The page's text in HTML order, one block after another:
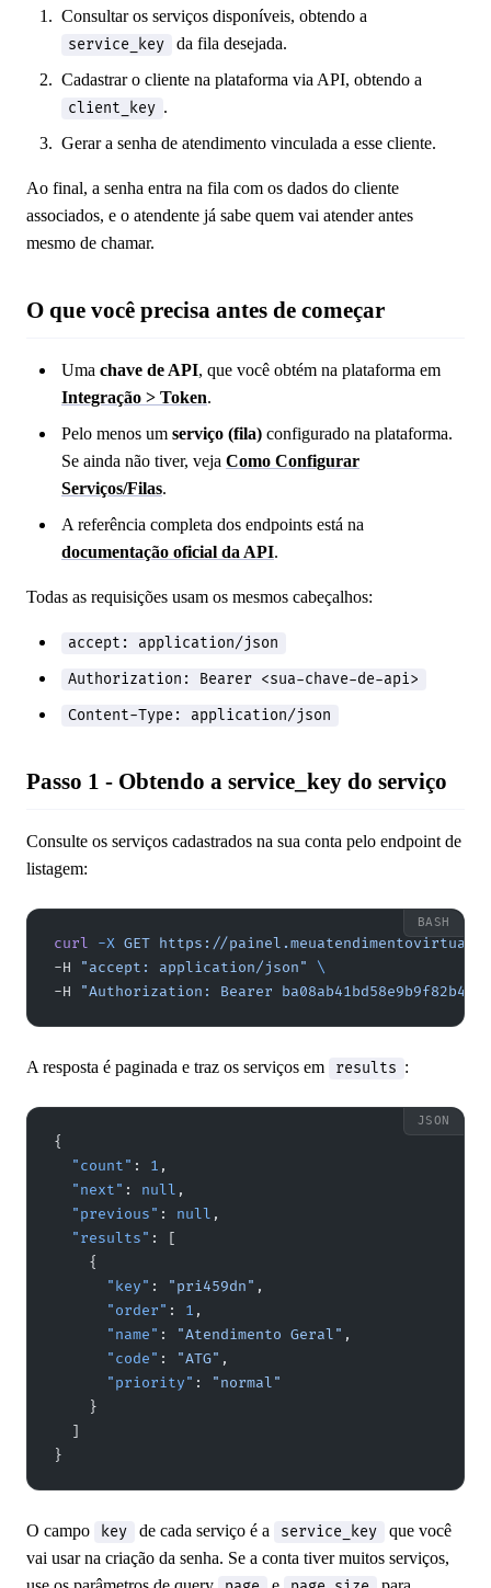
Consultar os serviços disponíveis, obtendo a
service_key
da fila desejada.
Cadastrar o cliente na plataforma via API, obtendo a
client_key .
Gerar a senha de atendimento vinculada a esse cliente.
Ao final, a senha entra na fila com os dados do cliente
associados, e o atendente já sabe quem vai atender antes
mesmo de chamar.
O que você precisa antes de começar
Uma chave de API, que você obtém na plataforma em
Integração > Token.
Pelo menos um serviço (fila) configurado na plataforma.
Se ainda não tiver, veja Como Configurar
Serviços/Filas.
A referência completa dos endpoints está na
documentação oficial da API.
Todas as requisições usam os mesmos cabeçalhos:
accept: application/json
Authorization: Bearer <sua-chave-de-api>
Content-Type: application/json
Passo 1 - Obtendo a service_key do serviço
Consulte os serviços cadastrados na sua conta pelo endpoint de
listagem:
curl -X GET https://
-H
"accept: application/json"
\
-H
"Authorization: Bearer
A resposta é paginada e traz os serviços em results :
{
  "count"
: 1 ,
  "next"
: null ,
  "previous"
: null ,
  "results"
: [
    {
      "key"
: "pri459dn" ,
      "order"
: 1 ,
      "name"
: "Atendimento Geral" ,
      "code"
: "ATG" ,
      "priority"
:
"normal"
    }
  ]
}
O campo key de cada serviço é a service_key
que você
vai usar na criação da senha. Se a conta tiver muitos serviços,